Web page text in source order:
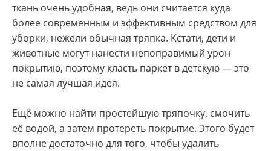
ткань очень удобная, ведь они считается куда
более современным и эффективным средством для
уборки, нежели обычная тряпка. Кстати, дети и
животные могут нанести непоправимый урон
покрытию, поэтому класть паркет в детскую — это
не самая лучшая идея.
Ещё можно найти простейшую тряпочку, смочить
её водой, а затем протереть покрытие. Этого будет
вполне достаточно для того, чтобы удалить